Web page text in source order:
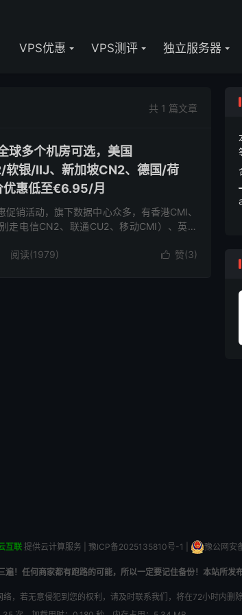
VPS优惠 VPS测评 独立服务器
共 1 篇文章
球多个机房可选，美国
银/IIJ、新加坡CN2、德国/荷
惠低至€6.95/月
销活动，旗下数据中心众多，有香港CMI、
走电信CN2、联通CU2、移动CMI）、英国
 赞(3)
阅读(1979)
互联 提供云计算服务 | 豫ICP备2025135810号-1 豫公网安
遍！任何商家都有跑路的可能，所以一定要记住备份！本站所发
，若无意侵犯到您的权利，请及时联系我们，将在72小时内删除